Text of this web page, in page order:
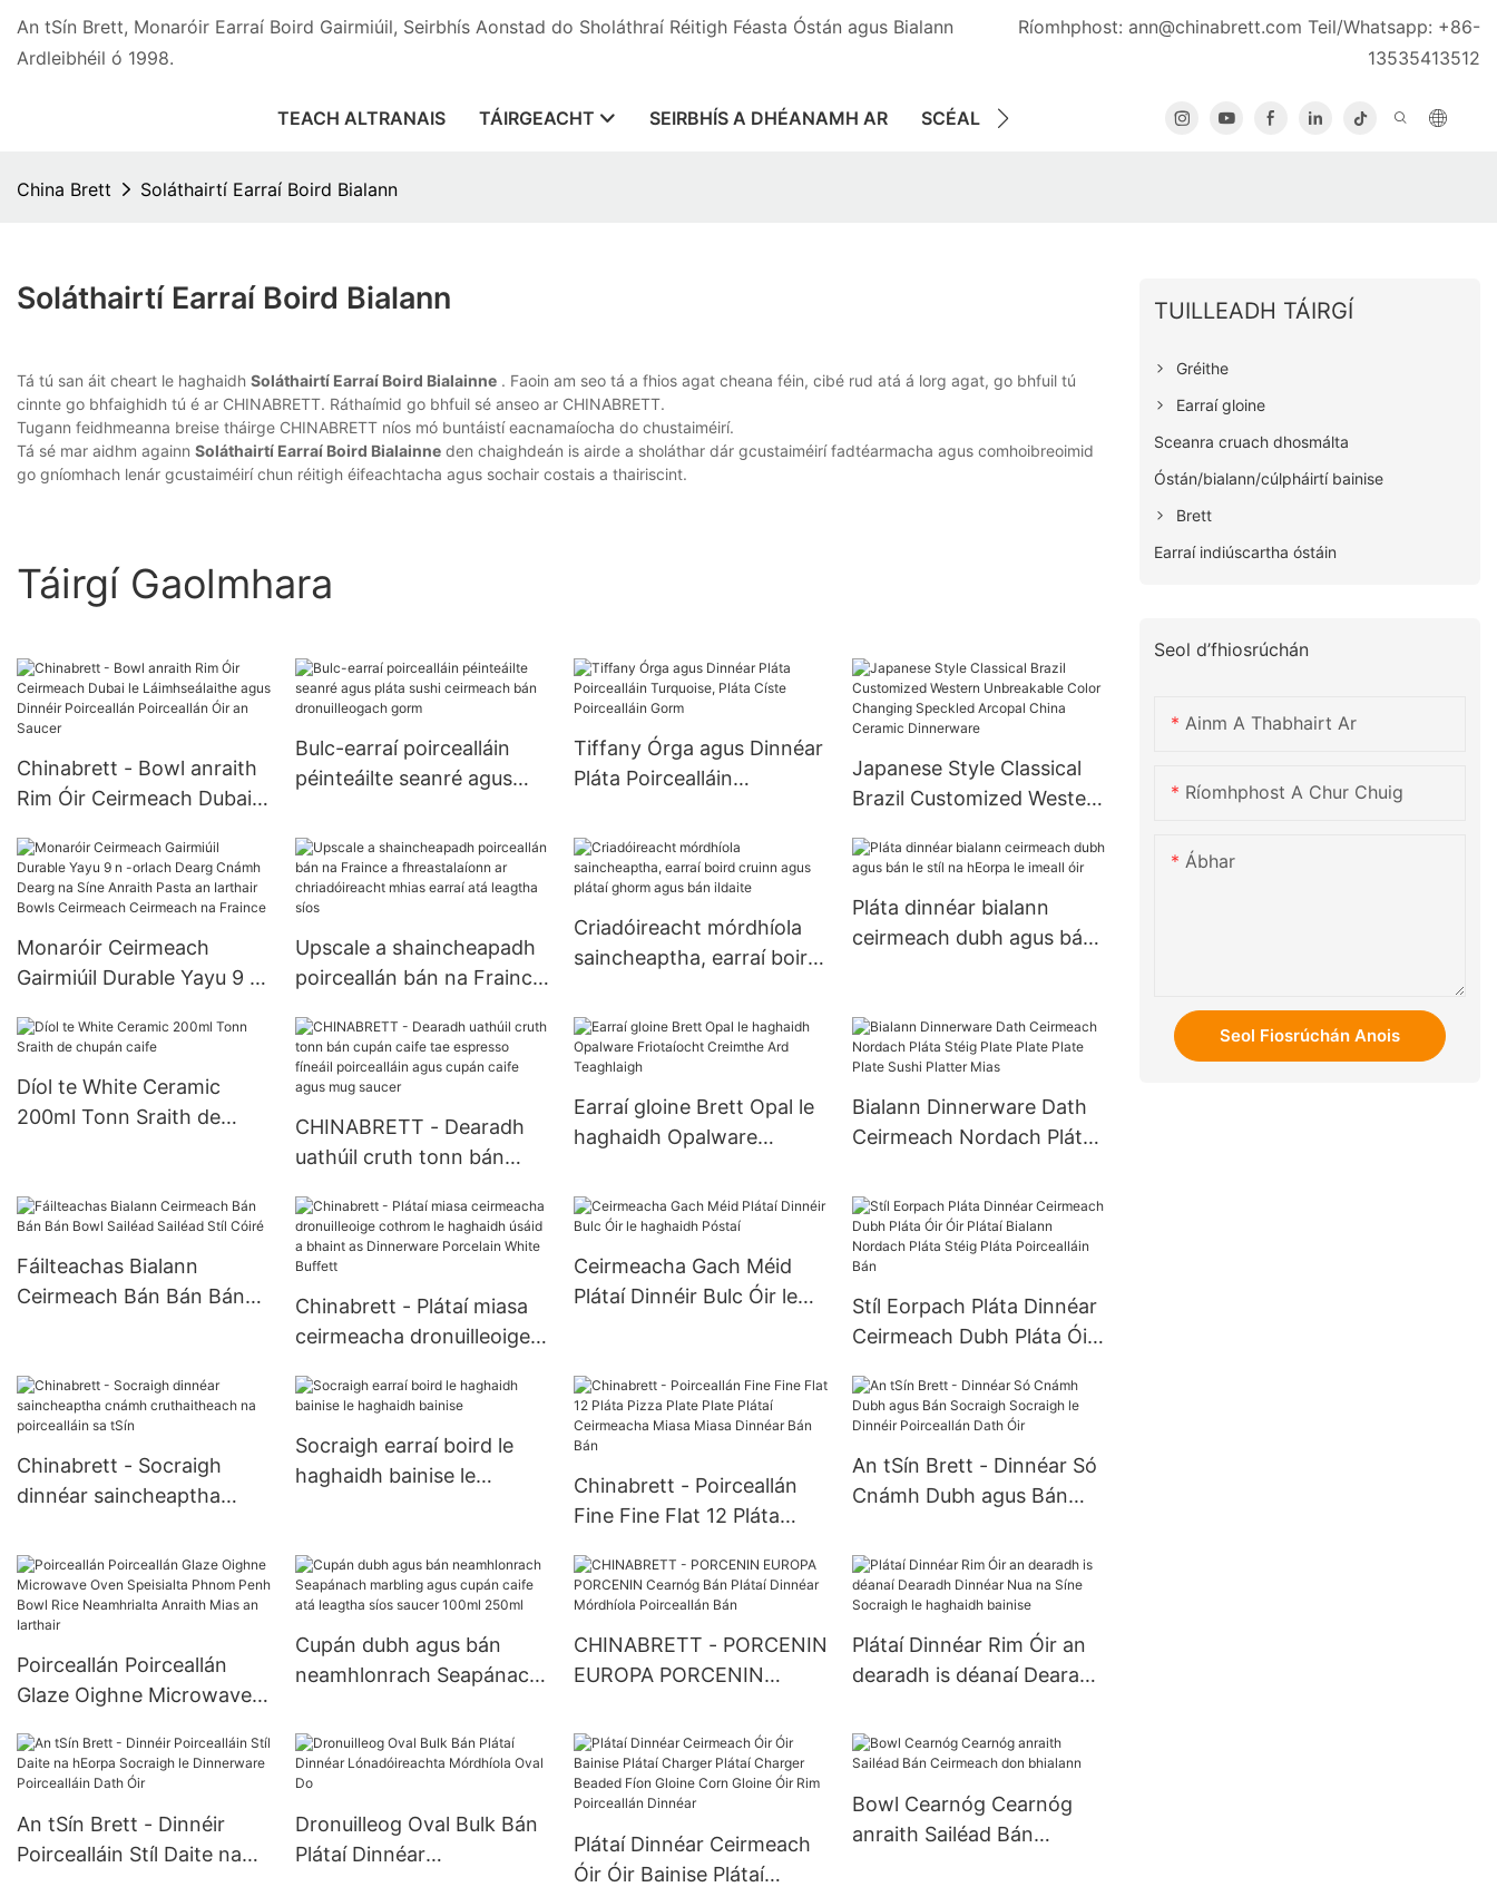
An tSín Brett, Monaróir Earraí Boird Gairmiúil, Seirbhís Aonstad do Sholáthraí Réitigh Féasta Óstán agus Bialann
Ardleibhéil ó 1998.
Ríomhphost: ann@chinabrett.com Teil/Whatsapp: +86-
13535413512
TEACH ALTRANAIS TÁIRGEACHT SEIRBHÍS A DHÉANAMH AR SCÉAL DÉAN TEAGMHÁIL LINN
China Brett Soláthairtí Earraí Boird Bialann
Soláthairtí Earraí Boird Bialann
Tá tú san áit cheart le haghaidh Soláthairtí Earraí Boird Bialainne . Faoin am seo tá a fhios agat cheana féin, cibé rud atá á lorg agat, go bhfuil tú
cinnte go bhfaighidh tú é ar CHINABRETT. Ráthaímid go bhfuil sé anseo ar CHINABRETT.
Tugann feidhmeanna breise tháirge CHINABRETT níos mó buntáistí eacnamaíocha do chustaiméirí.
Tá sé mar aidhm againn Soláthairtí Earraí Boird Bialainne den chaighdeán is airde a sholáthar dár gcustaiméirí fadtéarmacha agus comhoibreoimid
go gníomhach lenár gcustaiméirí chun réitigh éifeachtacha agus sochair costais a thairiscint.
Táirgí Gaolmhara
Chinabrett - Bowl anraith
Rim Óir Ceirmeach Dubai
Dinnéir Poirceallán
Poirceallán Óir an Saucer
Bulc-earraí poircealláin
péinteáilte seanré agus
dronuilleogach gorm
Tiffany Órga agus Dinnéar
Pláta Poircealláin
Poircealláin Gorm
Japanese Style Classical
Brazil Customized Western
Changing Speckled
Dinnerware
Monaróir Ceirmeach
Gairmiúil Durable Yayu 9 n
Dearg na Síne Anraith
Ceirmeach Ceirmeach na
Fraince
Upscale a shaincheapadh
poirceallán bán na Fraince
chriadóireacht mhias
earraí atá leagtha síos
Criadóireacht mórdhíola
saincheaptha, earraí boird
agus bán ildaite
Pláta dinnéar bialann
ceirmeach dubh agus bán
Díol te White Ceramic
200ml Tonn Sraith de
CHINABRETT - Dearadh
uathúil cruth tonn bán
fíneáil poircealláin agus
cupán caife agus mug
saucer
Earraí gloine Brett Opal le
haghaidh Opalware
Teaghlaigh
Bialann Dinnerware Dath
Ceirmeach Nordach Pláta
Plate Sushi Platter Mias
Fáilteachas Bialann
Ceirmeach Bán Bán Bán
Chinabrett - Plátaí miasa
ceirmeacha dronuilleoige
a bhaint as Dinnerware
Ceirmeacha Gach Méid
Plátaí Dinnéir Bulc Óir le
Stíl Eorpach Pláta Dinnéar
Ceirmeach Dubh Pláta Óir
Pláta Stéig Pláta
Poircealláin Bán
Chinabrett - Socraigh
dinnéar saincheaptha
poircealláin sa tSín
Socraigh earraí boird le
haghaidh bainise le
Chinabrett - Poirceallán
Fine Fine Flat 12 Pláta
Ceirmeacha Miasa Miasa
Dinnéar Bán Bán
An tSín Brett - Dinnéar Só
Cnámh Dubh agus Bán
Dinnéir Poirceallán Dath
Óir
Poirceallán Poirceallán
Glaze Oighne Microwave
Penh Bowl Rice
Neamhrialta Anraith Mias
an Iarthair
Cupán dubh agus bán
neamhlonrach Seapánach
atá leagtha síos saucer
100ml 250ml
CHINABRETT - PORCENIN
EUROPA PORCENIN
Dinnéar Mórdhíola
Poirceallán Bán
Plátaí Dinnéar Rim Óir an
dearadh is déanaí Dearadh
Socraigh le haghaidh
bainise
An tSín Brett - Dinnéir
Poircealláin Stíl Daite na
Dronuilleog Oval Bulk Bán
Plátaí Dinnéar
Plátaí Dinnéar Ceirmeach
Óir Óir Bainise Plátaí
Bowl Cearnóg Cearnóg
anraith Sailéad Bán
TUILLEADH TÁIRGÍ
Gréithe
Earraí gloine
Sceanra cruach dhosmálta
Óstán/bialann/cúlpháirtí bainise
Brett
Earraí indiúscartha óstáin
Seol d’fhiosrúchán
Ainm A Thabhairt Ar
Ríomhphost A Chur Chuig
Ábhar
Seol Fiosrúchán Anois